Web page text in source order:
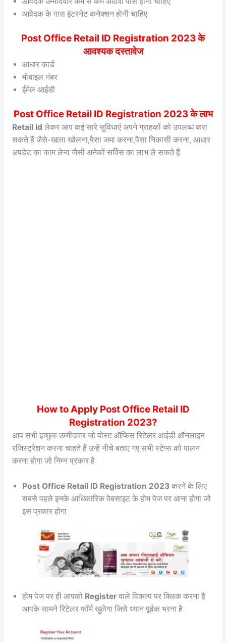
आवेदक के पास इंटरनेट कनेक्शन होनी चाहिए
Post Office Retail ID Registration 2023 के
आवश्यक दस्तावेज
आधार कार्ड
मोबाइल नंबर
ईमेल आईडी
Post Office Retail ID Registration 2023 के लाभ
Retail Id लेकर आप कई सारे सुविधाएं अपने ग्राहकों को उपलब्ध करा
सकते हैं जैसे-खाता खोलना,पैसा जमा करना,पैसा निकासी करना, आधार
अपडेट का काम लेना जैसी अनेकों सर्विस का लाभ ले सकते हैं
How to Apply Post Office Retail ID
Registration 2023?
आप सभी इच्छुक उम्मीदवार जो पोस्ट ऑफिस रिटेलर आईडी ऑनलाइन
रजिस्ट्रेशन करना चाहते हैं उन्हें नीचे बताए गए सभी स्टेप्स को पालन
करना होगा जो निम्न प्रकार है
Post Office Retail ID Registration 2023करने के लिए
सबसे पहले इनके आधिकारिक वेबसाइट के होम पेज पर आना होगा जो
इस प्रकार होगा
होम पेज पर ही आपको Registerवाले विकल्प पर क्लिक करना है
आपके सामने रिटेलर फॉर्म खुलेगा जिसे ध्यान पूर्वक भरना है